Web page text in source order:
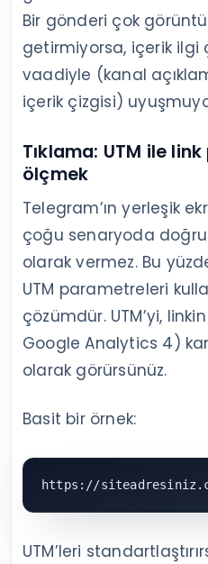
Bir gönderi çok
getirmiyorsa, içerik ilgi
vaadiyle (kanal
içerik çizgisi)
Tıklama: UTM ile
ölçmek
Telegram’ın yerleşik
çoğu senaryoda
olarak vermez. Bu
UTM parametreleri
çözümdür. UTM’yi,
Google Analytics 4)
olarak görürsünüz.
Basit bir örnek:
https://
UTM’leri